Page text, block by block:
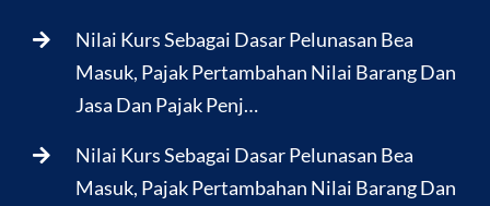
Nilai Kurs Sebagai Dasar Pelunasan Bea
Masuk, Pajak Pertambahan Nilai Barang Dan
Jasa Dan Pajak Penj…
Nilai Kurs Sebagai Dasar Pelunasan Bea
Masuk, Pajak Pertambahan Nilai Barang Dan